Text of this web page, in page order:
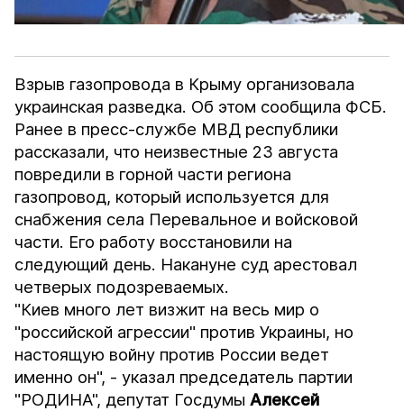
Взрыв газопровода в Крыму организовала
украинская разведка. Об этом сообщила ФСБ.
Ранее в пресс-службе МВД республики
рассказали, что неизвестные 23 августа
повредили в горной части региона
газопровод, который используется для
снабжения села Перевальное и войсковой
части. Его работу восстановили на
следующий день. Накануне суд арестовал
четверых подозреваемых.
"Киев много лет визжит на весь мир о
"российской агрессии" против Украины, но
настоящую войну против России ведет
именно он", - указал председатель партии
"РОДИНА", депутат ГосдумыАлексей